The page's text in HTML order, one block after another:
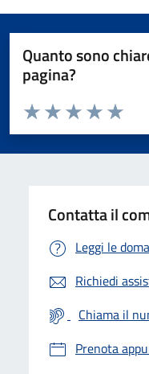
Quanto sono
pagina?
Valuta da 1 a 5 stelle la
Valuta
Valuta 4
Valuta 3 stelle
Valuta 2 stelle su 5
Valuta 1 stelle su 5
Contatta il
Leggi le
Richiedi
Chiama il
Prenota